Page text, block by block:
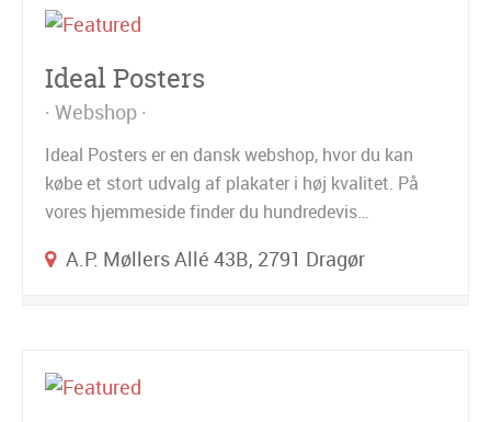
Ideal Posters
Webshop
Ideal Posters er en dansk webshop, hvor du kan
købe et stort udvalg af plakater i høj kvalitet. På
vores hjemmeside finder du hundredevis…
A.P. Møllers Allé 43B, 2791 Dragør